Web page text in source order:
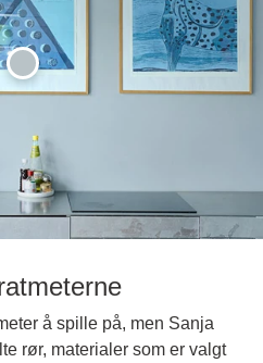
å spille på, men Sanja
rør, materialer som er valgt